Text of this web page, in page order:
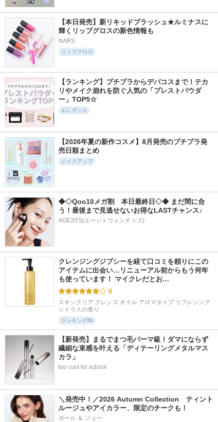
【本日発売】新リキッドブラッシュ★ルミナスに
輝くリップグロスの新色情報も
NARS
リップグロス
【ランキング】プチプラからデパコスまで！テカ
リやメイク崩れを防ぐ人気の「プレストパウダ
ー」TOP5☆
エレガンス
【2026年夏の新作コスメ】8月発売のプチプラ発
売日順まとめ
メイクアップ
◆◇Qoo10メガ割　本日最終日◇◆ まだ間に合
う！最後まで見逃せないお得なLASTチャンス♪
AGE20'S(エージトウェンティズ)
クレンジングジプシーを経て口コミを頼りにこの
アイテムに出会い…リニューアル前からもう何年
も使っています！ マイクレだとお…
6
スキンクリア クレンズ オイル アロマタイプ リフレシング
シトラスの香り
ランキングIN
【新発売】まるでまつ毛パーマ級！ダマにならず
繊細な束感を叶える「ディテーリングメタルマス
カラ」
too cool for school
＼発売中！／2026 Autumn Collection　ティント
ルージュやアイカラー、限定のチークも！
ポール ＆ ジョー